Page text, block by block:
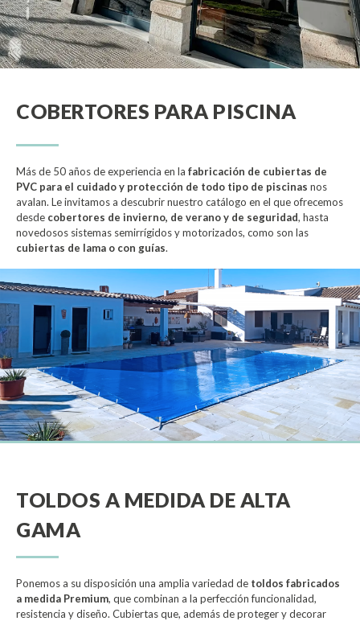
COBERTORES PARA PISCINA
Más de 50 años de experiencia en la fabricación de cubiertas de
PVC para el cuidado y protección de todo tipo de piscinas nos
avalan. Le invitamos a descubrir nuestro catálogo en el que ofrecemos
desde cobertores de invierno, de verano y de seguridad, hasta
novedosos sistemas semirrígidos y motorizados, como son las
cubiertas de lama o con guías.
TOLDOS A MEDIDA DE ALTA
GAMA
Ponemos a su disposición una amplia variedad de toldos fabricados
a medida Premium, que combinan a la perfección funcionalidad,
resistencia y diseño. Cubiertas que, además de proteger y decorar
Necesarias
Estas
cookies no
son
opcionales.
necesarias
para que
web.
Experiencia
Para que
nuestra web
funcione lo
mejor posible
durante tu
algunas
funcionalidades